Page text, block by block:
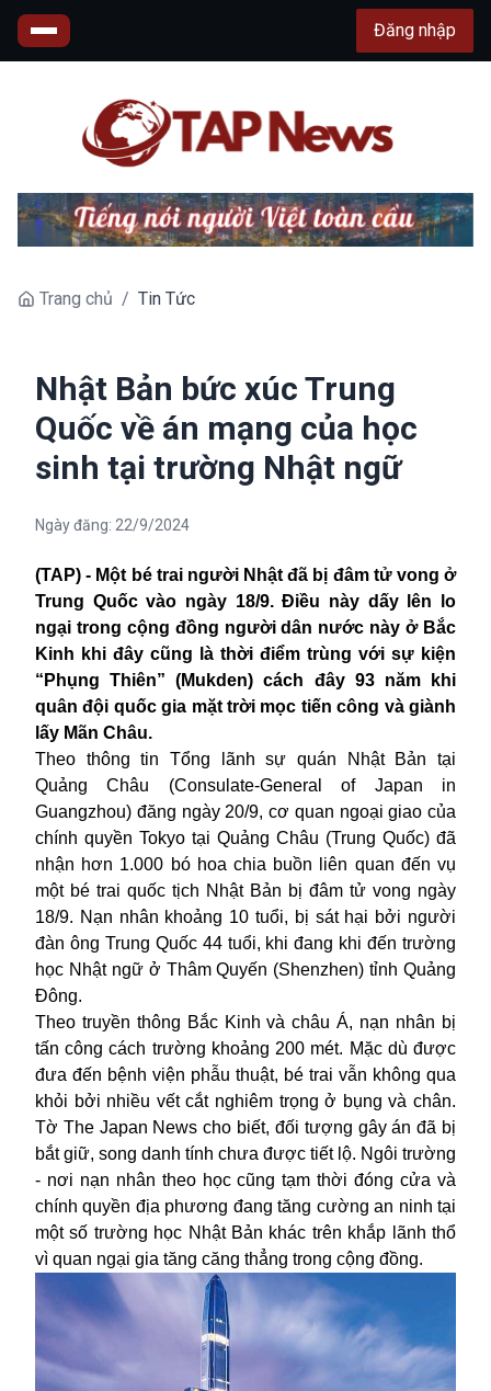
Đăng nhập
Trang chủ / Tin Tức
Nhật Bản bức xúc Trung
Quốc về án mạng của học
sinh tại trường Nhật ngữ
Ngày đăng: 22/9/2024
(TAP) - Một bé trai người Nhật đã bị đâm tử vong ở
Trung Quốc vào ngày 18/9. Điều này dấy lên lo
ngại trong cộng đồng người dân nước này ở Bắc
Kinh khi đây cũng là thời điểm trùng với sự kiện
“Phụng Thiên” (Mukden) cách đây 93 năm khi
quân đội quốc gia mặt trời mọc tiến công và giành
lấy Mãn Châu.
Theo thông tin Tổng lãnh sự quán Nhật Bản tại
Quảng Châu (Consulate-General of Japan in
Guangzhou) đăng ngày 20/9, cơ quan ngoại giao của
chính quyền Tokyo tại Quảng Châu (Trung Quốc) đã
nhận hơn 1.000 bó hoa chia buồn liên quan đến vụ
một bé trai quốc tịch Nhật Bản bị đâm tử vong ngày
18/9. Nạn nhân khoảng 10 tuổi, bị sát hại bởi người
đàn ông Trung Quốc 44 tuổi, khi đang khi đến trường
học Nhật ngữ ở Thâm Quyến (Shenzhen) tỉnh Quảng
Đông.
Theo truyền thông Bắc Kinh và châu Á, nạn nhân bị
tấn công cách trường khoảng 200 mét. Mặc dù được
đưa đến bệnh viện phẫu thuật, bé trai vẫn không qua
khỏi bởi nhiều vết cắt nghiêm trọng ở bụng và chân.
Tờ The Japan News cho biết, đối tượng gây án đã bị
bắt giữ, song danh tính chưa được tiết lộ. Ngôi trường
- nơi nạn nhân theo học cũng tạm thời đóng cửa và
chính quyền địa phương đang tăng cường an ninh tại
một số trường học Nhật Bản khác trên khắp lãnh thổ
vì quan ngại gia tăng căng thẳng trong cộng đồng.